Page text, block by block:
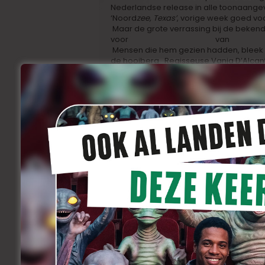
Nederlandse release in alle
‘Noordzee, Texas’, vorige week goed
Maar de grote verrassing bij de
voor
van
Mensen die hem gezien hadden,
de hooiberg. Regisseuse Vanja
publiek te laten beseffen dat zij wel
de streek waar hij voorouders
zich daarvoor op het verhaal van haar
gescheiden en naar Siberië werd
ze er een prent van vol intrigerende
Agniezska Grochowska, die niet
De breekbaarheid, de oerkracht en de
een verpulverende schoonheid. In het
won vorig jaar in december onder
Marrakech. Ze mocht toen samen
Maggie ChungenDominic Cooper.
Vanja D’Alcantara neemt vanavond
daar onder meer in het gezelschap
terugblikken op‘Badpakje 46’enCarl
woont en werkt en in Oostende zijn
voorstellen,‘Land of Astronauts’